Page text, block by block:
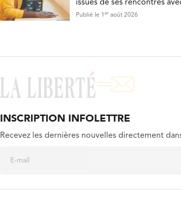
issues de ses rencontres
Publié le 1 er août 2026
INSCRIPTION INFOLETTRE
Recevez les dernières nouvelles directement